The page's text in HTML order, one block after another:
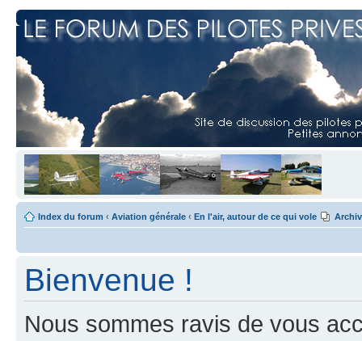
Index du forum ‹ Aviation générale ‹ En l'air, autour de ce qui vole
Bienvenue !
Nous sommes ravis de vous